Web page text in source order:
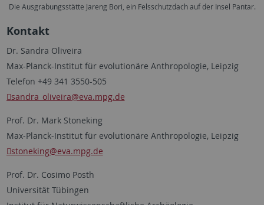
Die Ausgrabungsstätte Jareng Bori, ein Felsschutzdach auf der Insel Pantar.
Kontakt
Dr. Sandra Oliveira
Max-Planck-Institut für evolutionäre Anthropologie, Leipzig
Telefon +49 341 3550-505
sandra_oliveira@eva.mpg.de
Prof. Dr. Mark Stoneking
Max-Planck-Institut für evolutionäre Anthropologie, Leipzig
stoneking@eva.mpg.de
Prof. Dr. Cosimo Posth
Universität Tübingen